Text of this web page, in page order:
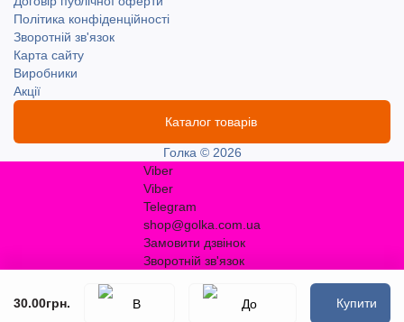
30.00грн. Купити
Політика конфіденційності
Зворотній зв'язок
Карта сайту
Виробники
Акції
Каталог товарів
Голка © 2026
Viber
Viber
Telegram
shop@golka.com.ua
Замовити дзвінок
Зворотній зв'язок